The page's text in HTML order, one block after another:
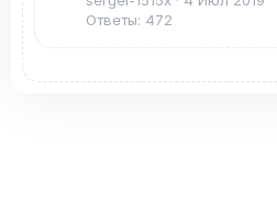
Ответы: 472